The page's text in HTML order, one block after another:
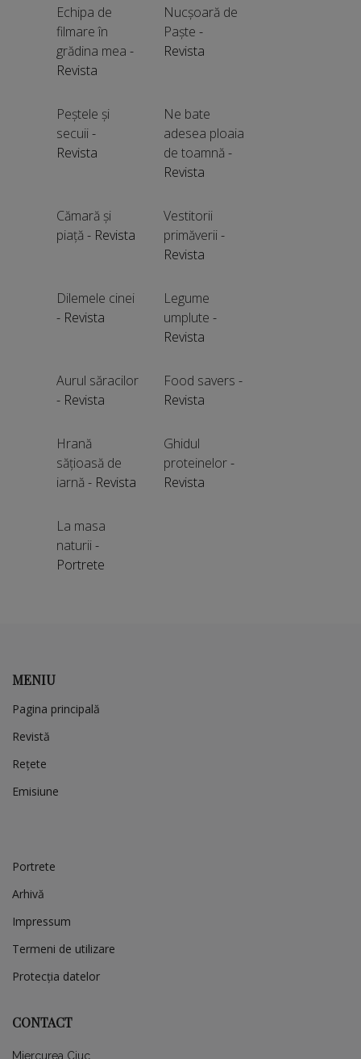
Echipa de
filmare în
grădina mea -
Revista
Nucșoară de
Paște -
Revista
Peștele și
secuii-
Revista
Ne bate
adesea ploaia
de toamnă -
Revista
Cămară și
piață - Revista
Vestitorii
primăverii-
Revista
Dilemele cinei
- Revista
Legume
umplute -
Revista
Aurul săracilor
- Revista
Food savers -
Revista
Hrană
sățioasă de
iarnă - Revista
Ghidul
proteinelor-
Revista
La masa
naturii-
Portrete
MENIU
Pagina principală
Revistă
Rețete
Emisiune
Portrete
Arhivă
Impressum
Termeni de utilizare
Protecția datelor
CONTACT
Miercurea Ciuc